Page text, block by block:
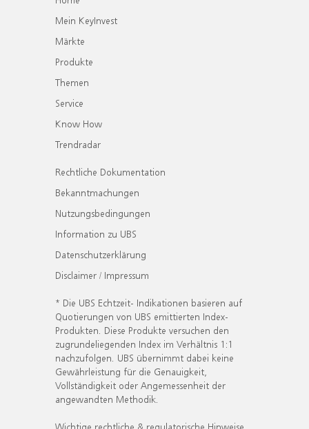
Mein KeyInvest
Märkte
Produkte
Themen
Service
Know How
Trendradar
Rechtliche Dokumentation
Bekanntmachungen
Nutzungsbedingungen
Information zu UBS
Datenschutzerklärung
Disclaimer / Impressum
* Die UBS Echtzeit- Indikationen basieren auf
Quotierungen von UBS emittierten Index-
Produkten. Diese Produkte versuchen den
zugrundeliegenden Index im Verhältnis 1:1
nachzufolgen. UBS übernimmt dabei keine
Gewährleistung für die Genauigkeit,
Vollständigkeit oder Angemessenheit der
angewandten Methodik.